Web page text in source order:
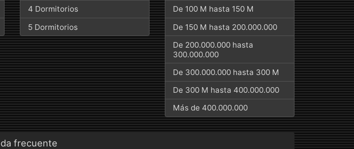
4 Dormitorios
5 Dormitorios
De 100 M hasta 150 M
De 150 M hasta 200.000.000
De 200.000.000 hasta
300.000.000
De 300.000.000 hasta 300 M
De 300 M hasta 400.000.000
Más de 400.000.000
frecuente